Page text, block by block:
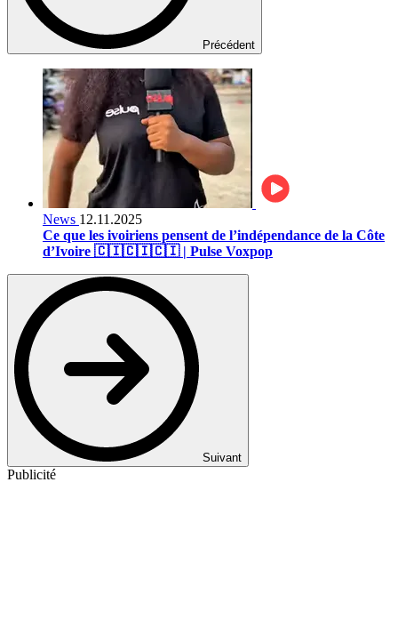
Précédent
News 12.11.2025
Ce que les ivoiriens pensent de l’indépendance de la Côte
d’Ivoire 🇨🇮🇨🇮🇨🇮 | Pulse Voxpop
Suivant
Publicité